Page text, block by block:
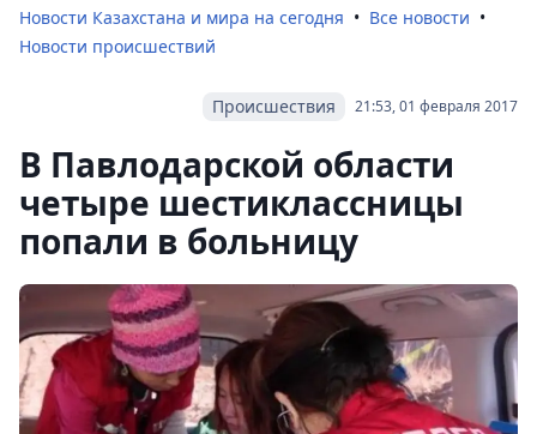
Новости Казахстана и мира на сегодня
Все новости
Новости происшествий
21:53, 01 февраля 2017
Происшествия
В Павлодарской области
четыре шестиклассницы
попали в больницу